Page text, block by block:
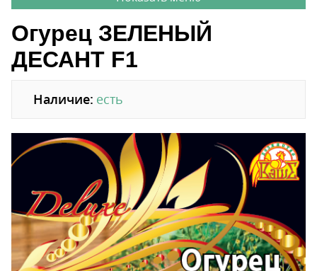
Огурец ЗЕЛЕНЫЙ
ДЕСАНТ F1
Наличие: есть